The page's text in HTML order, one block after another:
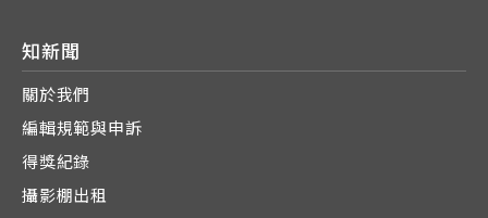
知新聞
關於我們
編輯規範與申訴
得獎紀錄
攝影棚出租